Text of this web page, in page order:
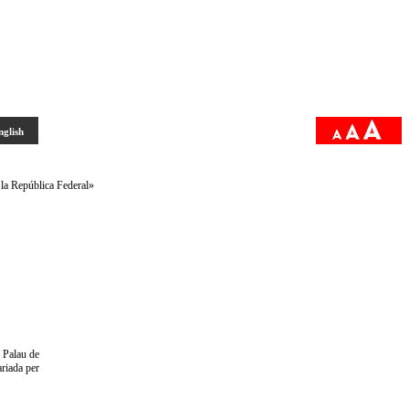
República Federal»
de
per